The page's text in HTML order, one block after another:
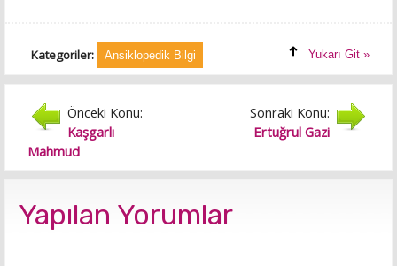
Kategoriler: Ansiklopedik Bilgi Yukarı Git »
Önceki Konu:
Kaşgarlı
Mahmud
Sonraki Konu:
Ertuğrul Gazi
Yapılan Yorumlar